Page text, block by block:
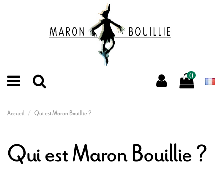
0
Accueil Qui est Maron Bouillie ?
Qui est Maron Bouillie ?